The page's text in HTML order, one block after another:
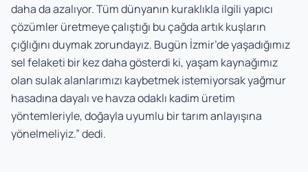
daha da azalıyor. Tüm dünyanın kuraklıkla ilgili yapıcı
çözümler üretmeye çalıştığı bu çağda artık kuşların
çığlığını duymak zorundayız. Bugün İzmir’de yaşadığımız
sel felaketi bir kez daha gösterdi ki, yaşam kaynağımız
olan sulak alanlarımızı kaybetmek istemiyorsak yağmur
hasadına dayalı ve havza odaklı kadim üretim
yöntemleriyle, doğayla uyumlu bir tarım anlayışına
yönelmeliyiz.” dedi.